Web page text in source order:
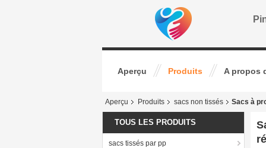
Aperçu Produits A propos
Aperçu Produits sacs non tissés Sacs à
TOUS LES PRODUITS
sacs tissés par pp